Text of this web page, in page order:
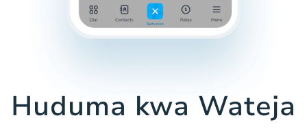
Huduma kwa Wateja